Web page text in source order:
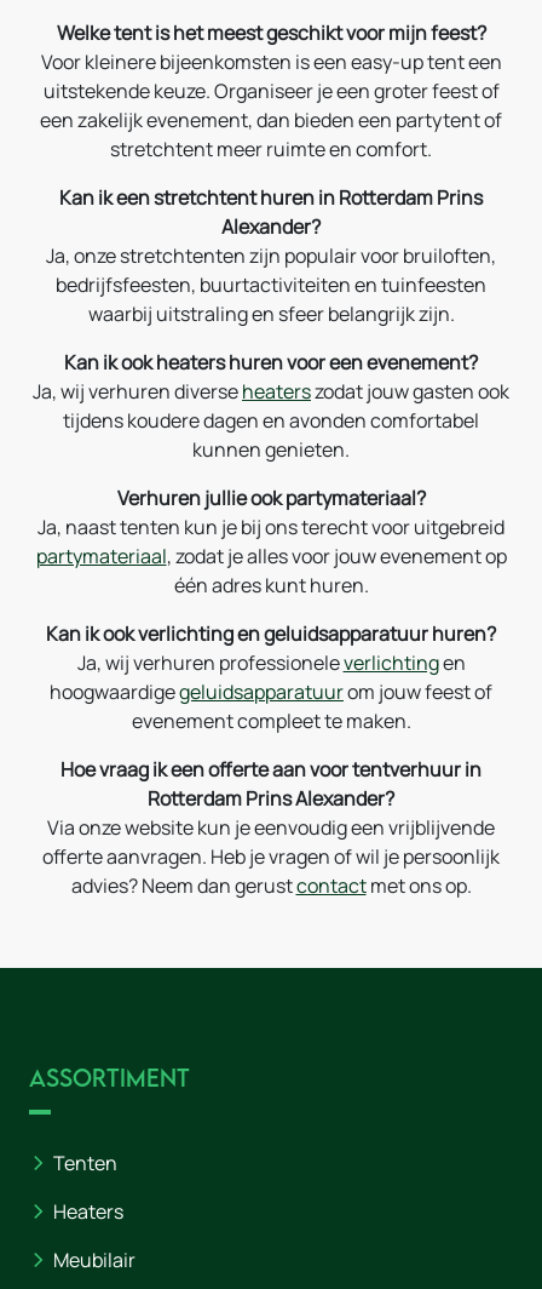
Welke tent is het meest geschikt voor mijn feest?
Voor kleinere bijeenkomsten is een easy-up tent een
uitstekende keuze. Organiseer je een groter feest of
een zakelijk evenement, dan bieden een partytent of
stretchtent meer ruimte en comfort.
Kan ik een stretchtent huren in Rotterdam Prins
Alexander?
Ja, onze stretchtenten zijn populair voor bruiloften,
bedrijfsfeesten, buurtactiviteiten en tuinfeesten
waarbij uitstraling en sfeer belangrijk zijn.
Kan ik ook heaters huren voor een evenement?
Ja, wij verhuren diverseheaterszodat jouw gasten ook
tijdens koudere dagen en avonden comfortabel
kunnen genieten.
Verhuren jullie ook partymateriaal?
Ja, naast tenten kun je bij ons terecht voor uitgebreid
partymateriaal, zodat je alles voor jouw evenement op
één adres kunt huren.
Kan ik ook verlichting en geluidsapparatuur huren?
Ja, wij verhuren professioneleverlichtingen
hoogwaardigegeluidsapparatuurom jouw feest of
evenement compleet te maken.
Hoe vraag ik een offerte aan voor tentverhuur in
Rotterdam Prins Alexander?
Via onze website kun je eenvoudig een vrijblijvende
offerte aanvragen. Heb je vragen of wil je persoonlijk
advies? Neem dan gerustcontactmet ons op.
Assortiment
Tenten
Heaters
Meubilair